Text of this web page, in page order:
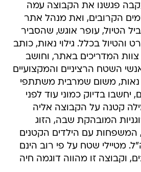
פגשנו את הקבוצה עמה
הקרובים, ואת מנהל אתר
הטיול, עופר אוגש, שהסביר
והטיול בכלל. גילוי נאות, כותב
המדריכים באתר, וחושב
השטח הרציניים והמקצועיים
נאות, משום שמרבית משתתפי
בדיוק כמוני עוד לפני
קטנה על הקבוצה אליה
המובהקת שבה, הזוג
המשפחות עם הילדים הקטנים
מטיילי שטח על פי רוב הינם
וקבוצה זו מהווה דוגמה חיה